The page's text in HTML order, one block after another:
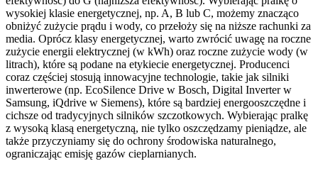
wysokiej klasie energetycznej, np. A, B lub C, możemy znacząco
obniżyć zużycie prądu i wody, co przełoży się na niższe rachunki za
media. Oprócz klasy energetycznej, warto zwrócić uwagę na roczne
zużycie energii elektrycznej (w kWh) oraz roczne zużycie wody (w
litrach), które są podane na etykiecie energetycznej. Producenci
coraz częściej stosują innowacyjne technologie, takie jak silniki
inwerterowe (np. EcoSilence Drive w Bosch, Digital Inverter w
Samsung, iQdrive w Siemens), które są bardziej energooszczędne i
cichsze od tradycyjnych silników szczotkowych. Wybierając pralkę
z wysoką klasą energetyczną, nie tylko oszczędzamy pieniądze, ale
także przyczyniamy się do ochrony środowiska naturalnego,
ograniczając emisję gazów cieplarnianych.